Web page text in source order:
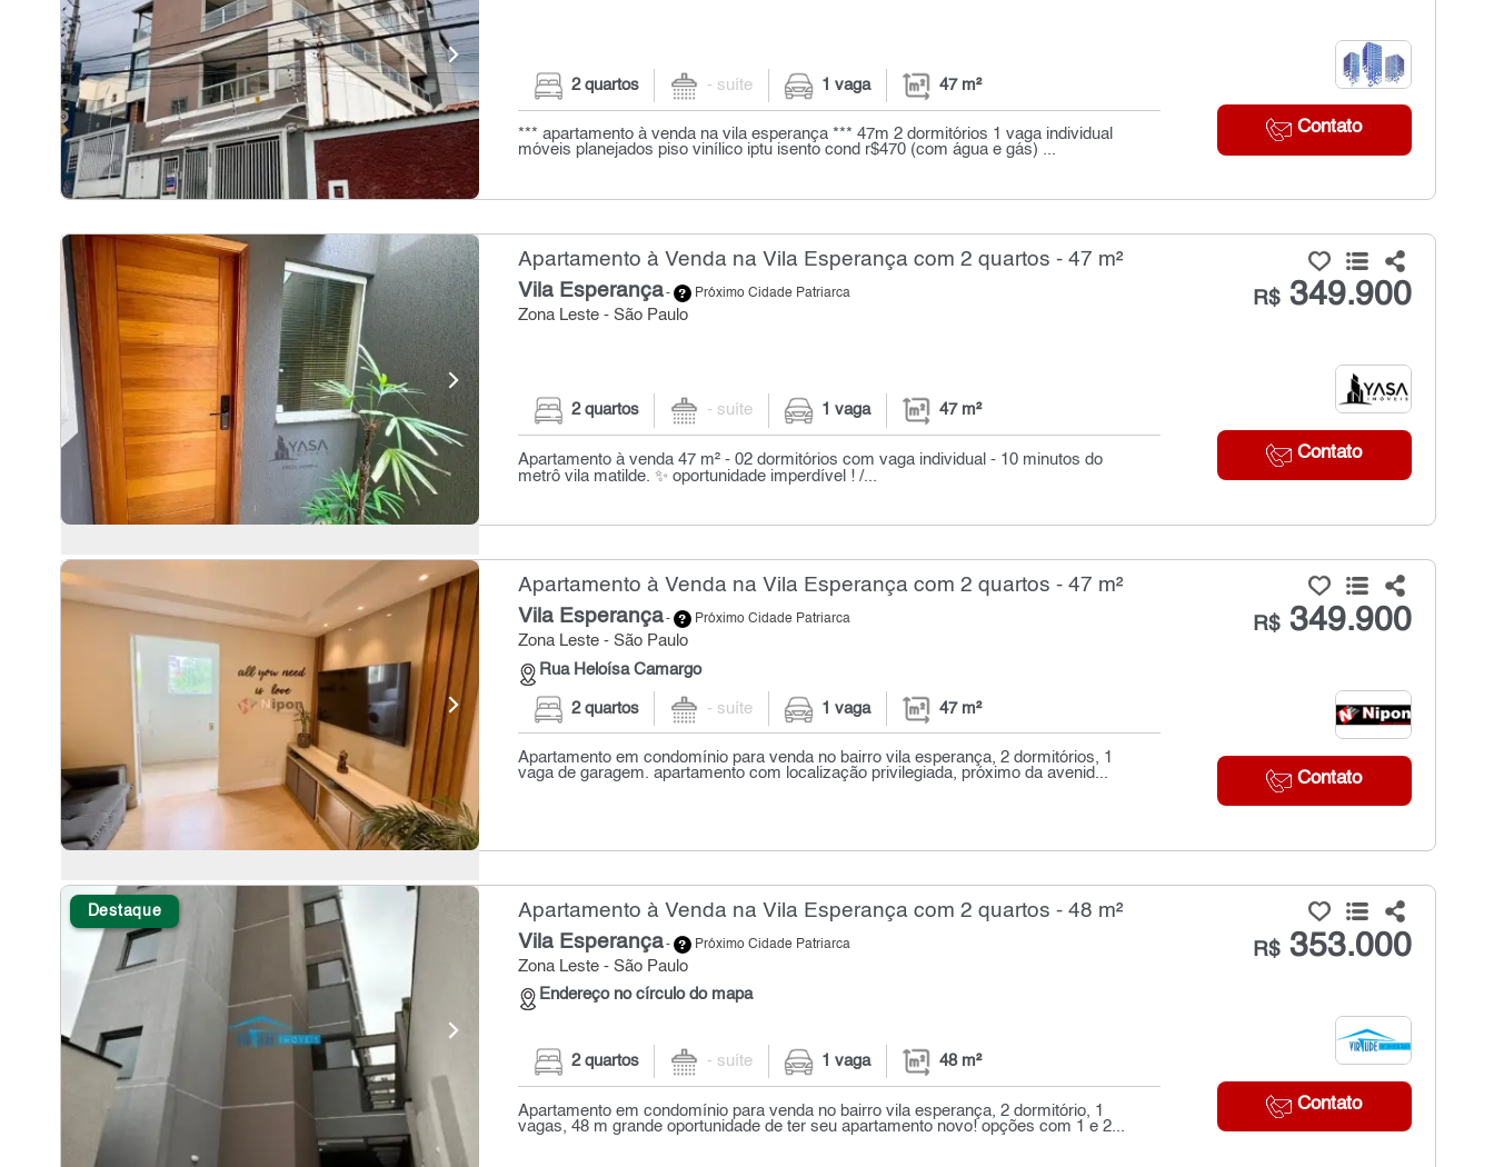
Contato
2 quartos - suíte 1 vaga 47 m²
*** apartamento à venda na vila esperança *** 47m 2 dormitórios 1 vaga individual
móveis planejados piso vinílico iptu isento cond r$470 (com água e gás) ...
Apartamento à Venda na Vila Esperança com 2 quartos - 47 m²
Vila Esperança- Próximo Cidade Patriarca
Zona Leste - São Paulo
R$349.900
Contato
2 quartos - suíte 1 vaga 47 m²
Apartamento à venda 47 m² - 02 dormitórios com vaga individual - 10 minutos do
metrô vila matilde. ✨ oportunidade imperdível ! /...
Apartamento à Venda na Vila Esperança com 2 quartos - 47 m²
Vila Esperança- Próximo Cidade Patriarca
Zona Leste - São Paulo
Rua Heloísa Camargo
R$349.900
Contato
2 quartos - suíte 1 vaga 47 m²
Apartamento em condomínio para venda no bairro vila esperança, 2 dormitórios, 1
vaga de garagem. apartamento com localização privilegiada, próximo da avenid...
Destaque Apartamento à Venda na Vila Esperança com 2 quartos - 48 m²
Vila Esperança- Próximo Cidade Patriarca
Zona Leste - São Paulo
Endereço no círculo do mapa
R$353.000
Contato
2 quartos - suíte 1 vaga 48 m²
Apartamento em condomínio para venda no bairro vila esperança, 2 dormitório, 1
vagas, 48 m grande oportunidade de ter seu apartamento novo! opções com 1 e 2...